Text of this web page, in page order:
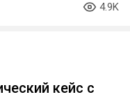
4.9K
кейс с